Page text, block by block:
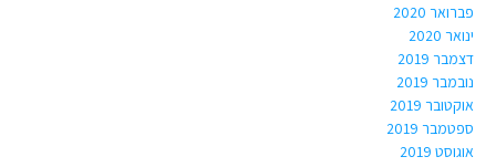
פברואר 2020
ינואר 2020
דצמבר 2019
נובמבר 2019
אוקטובר 2019
ספטמבר 2019
אוגוסט 2019